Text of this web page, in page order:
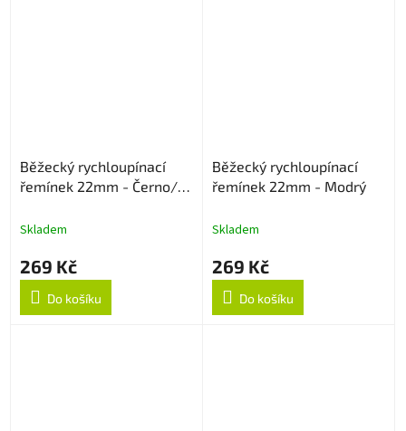
Běžecký rychloupínací
řemínek 22mm - Černo/
Skladem
269 Kč
Do košíku
Běžecký rychloupínací
řemínek 22mm - Modrý
Skladem
269 Kč
Do košíku